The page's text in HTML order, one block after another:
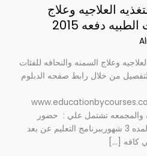
العلاجيه وعلاج
دفعه 2015
وعلاج السمنه والنحافه للفئات
عليها بالتفصيل من خلال رابط صفحه الدبلوم
والمجمعه تشتمل علي : حضور
الدبلوم120 ساعه تدريبيه نظريه لمده 3 شهورببرنامج التعليم عن بعد